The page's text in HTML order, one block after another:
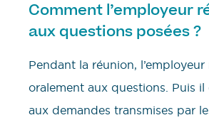
Comment l’employeur
aux questions posées ?
Pendant la réunion,
oralement aux questions. Puis
aux demandes transmises par